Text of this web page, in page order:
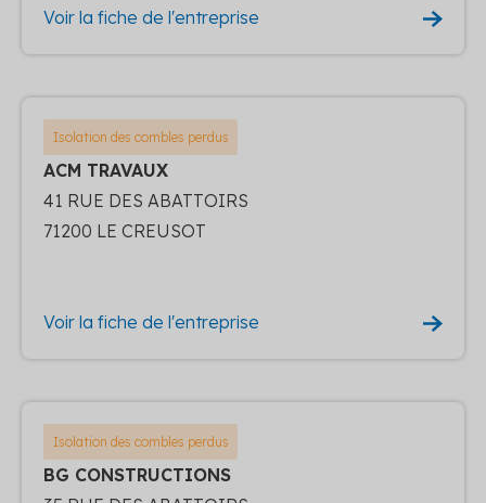
Voir la fiche de l'entreprise
Isolation des combles perdus
ACM TRAVAUX
41 RUE DES ABATTOIRS
71200 LE CREUSOT
Voir la fiche de l'entreprise
Isolation des combles perdus
BG CONSTRUCTIONS